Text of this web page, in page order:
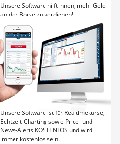
Unsere Software hilft Ihnen, mehr Geld
an der Börse zu verdienen!
Unsere Software ist für Realtimekurse,
Echtzeit-Charting sowie Price- und
News-Alerts KOSTENLOS und wird
immer kostenlos sein.